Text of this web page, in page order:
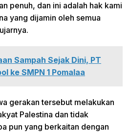
penuh, dan ini adalah hak kami
yang dijamin oleh semua
Sampah Sejak Dini, PT
ke SMPN 1 Pomalaa
gerakan tersebut melakukan
Palestina dan tidak
pun yang berkaitan dengan